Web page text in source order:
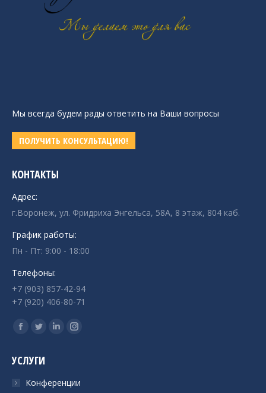
Мы всегда будем рады ответить на Ваши вопросы
ПОЛУЧИТЬ КОНСУЛЬТАЦИЮ!
КОНТАКТЫ
Адрес:
г.Воронеж, ул. Фридриха Энгельса, 58А, 8 этаж, 804 каб.
График работы:
Пн - Пт: 9:00 - 18:00
Телефоны:
+7 (903) 857-42-94
+7 (920) 406-80-71
Ищите нас:
Страница
открывается
Страница
открывается
в
Страница
в
Страница
в
УСЛУГИ
Конференции